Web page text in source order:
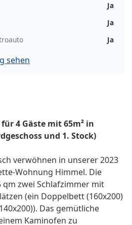
Ja
Ja
Ja
sehen
4 Gäste mit 65m² in
und 1. Stock)
verwöhnen in unserer 2023
Wohnung Himmel. Die
zwei Schlafzimmer mit
(ein Doppelbett (160x200)
Das gemütliche
Kaminofen zu